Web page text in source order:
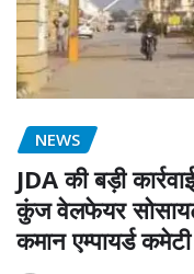
NEWS
JDA की बड़ी
कुंज वेलफेयर
कमान एम्पायर्ड